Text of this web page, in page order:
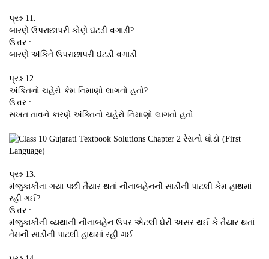
પ્રશ્ન 11.
બારણે ઉપરાછાપરી કોણે ઘંટડી વગાડી?
ઉત્તર :
બારણે અંકિતે ઉપરાછાપરી ઘંટડી વગાડી.
પ્રશ્ન 12.
અંકિતનો ચહેરો કેમ નિમાણો લાગતો હતો?
ઉત્તર :
સખત તાવને કારણે અંક્તિનો ચહેરો નિમાણો લાગતો હતો.
પ્રશ્ન 13.
મંજુકાકીના ગયા પછી તૈયાર થતાં નીનાબહેનની સાડીની પાટલી કેમ હાથમાં
રહી ગઈ?
ઉત્તર :
મંજુકાકીની વ્યથાની નીનાબહેન ઉપર એટલી ઘેરી અસર થઈ કે તૈયાર થતાં
તેમની સાડીની પાટલી હાથમાં રહી ગઈ.